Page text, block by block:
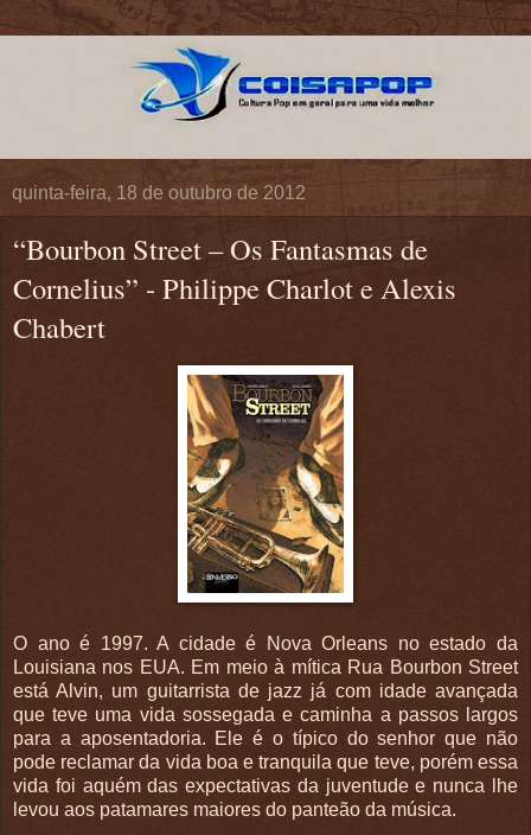
quinta-feira, 18 de outubro de 2012
“Bourbon Street – Os Fantasmas de
Cornelius” - Philippe Charlot e Alexis
Chabert
O ano é 1997. A cidade é Nova Orleans no estado da
Louisiana nos EUA. Em meio à mítica Rua Bourbon Street
está Alvin, um guitarrista de jazz já com idade avançada
que teve uma vida sossegada e caminha a passos largos
para a aposentadoria. Ele é o típico do senhor que não
pode reclamar da vida boa e tranquila que teve, porém essa
vida foi aquém das expectativas da juventude e nunca lhe
levou aos patamares maiores do panteão da música.